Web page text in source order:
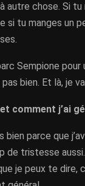
autre chose. Si
si tu manges un
Sempione pour
bien. Et là, je
comment j’ai
bien parce que
de tristesse
je peux te